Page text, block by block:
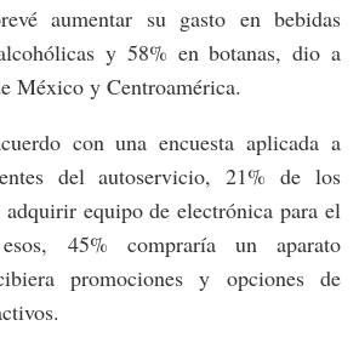
aumentar su gasto en bebidas
y 58% en botanas, dio a
México y Centroamérica.
con una encuesta aplicada a
del autoservicio, 21% de los
adquirir equipo de electrónica para el
45% compraría un aparato
promociones y opciones de